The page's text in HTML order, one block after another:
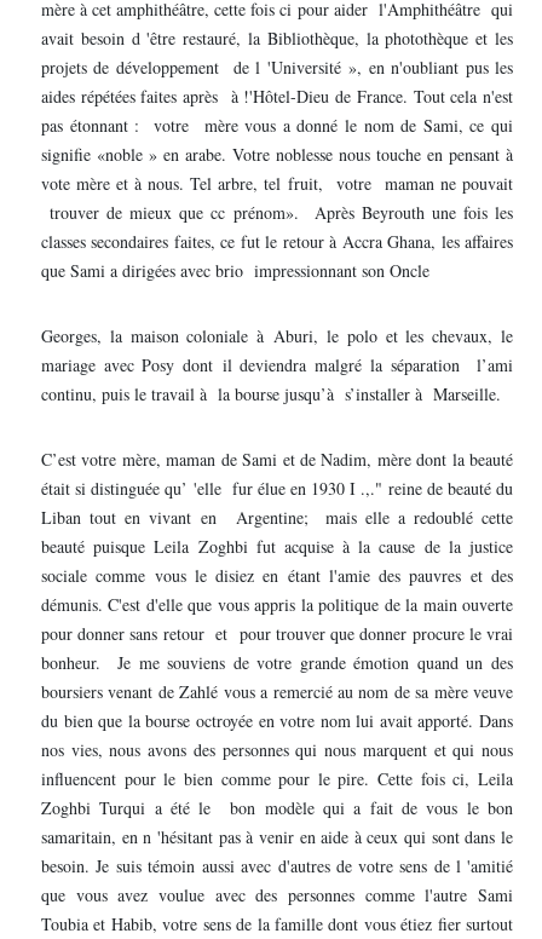
mère à cet amphithéâtre, cette fois ci pour aider l'Amphithéâtre qui
avait besoin d 'être restauré, la Bibliothèque, la photothèque et les
projets de développement de l 'Université », en n'oubliant pus les
aides répétées faites après à !'Hôtel-Dieu de France. Tout cela n'est
pas étonnant : votre mère vous a donné le nom de Sami, ce qui
signifie «noble » en arabe. Votre noblesse nous touche en pensant à
vote mère et à nous. Tel arbre, tel fruit, votre maman ne pouvait
trouver de mieux que cc prénom». Après Beyrouth une fois les
classes secondaires faites, ce fut le retour à Accra Ghana, les affaires
que Sami a dirigées avec brio impressionnant son Oncle
Georges, la maison coloniale à Aburi, le polo et les chevaux, le
mariage avec Posy dont il deviendra malgré la séparation l’ami
continu, puis le travail à la bourse jusqu’à s’installer à Marseille.
C’est votre mère, maman de Sami et de Nadim, mère dont la beauté
était si distinguée qu’ 'elle fur élue en 1930 I .,." reine de beauté du
Liban tout en vivant en Argentine; mais elle a redoublé cette
beauté puisque Leila Zoghbi fut acquise à la cause de la justice
sociale comme vous le disiez en étant l'amie des pauvres et des
démunis. C'est d'elle que vous appris la politique de la main ouverte
pour donner sans retour et pour trouver que donner procure le vrai
bonheur. Je me souviens de votre grande émotion quand un des
boursiers venant de Zahlé vous a remercié au nom de sa mère veuve
du bien que la bourse octroyée en votre nom lui avait apporté. Dans
nos vies, nous avons des personnes qui nous marquent et qui nous
influencent pour le bien comme pour le pire. Cette fois ci, Leila
Zoghbi Turqui a été le bon modèle qui a fait de vous le bon
samaritain, en n 'hésitant pas à venir en aide à ceux qui sont dans le
besoin. Je suis témoin aussi avec d'autres de votre sens de l 'amitié
que vous avez voulue avec des personnes comme l'autre Sami
Toubia et Habib, votre sens de la famille dont vous étiez fier surtout